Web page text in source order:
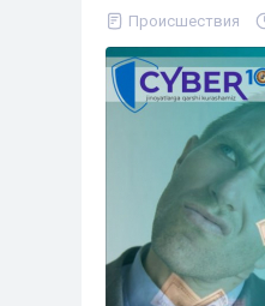
Происшествия